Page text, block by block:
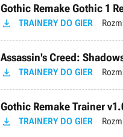
Gothic Remake Gothic 1
 TRAINERY DO GIER
Assassin's Creed:
 TRAINERY DO GIER
Gothic Remake Trainer
 TRAINERY DO GIER